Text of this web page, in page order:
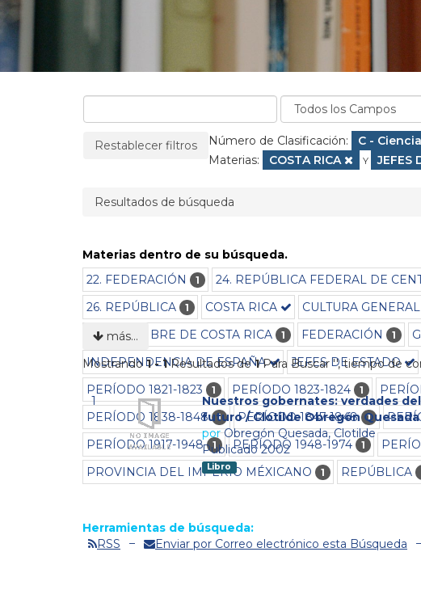
La página se recargará cuando se elimine un filtro.
Restablecer filtros Filtros aplicados:
Número de Clasificación: Eliminar
C -
Materias:
Eliminar filtro
COSTA RICA Y JEFES
Resultados de búsqueda
Materias dentro de su búsqueda.
22. FEDERACIÓN
1 24. REPÚBLICA FEDERAL DE
26. REPÚBLICA 1 COSTA RICA CULTURA GENERAL
ESTADO LIBRE DE COSTA RICA 1 FEDERACIÓN 1
INDEPENDENCIA DE ESPAÑA JEFES DE ESTADO
PERÍODO 1821-1823 1 PERÍODO 1823-1824 1
PERÍODO 1838-1848 1 PERÍODO 1847-1848 1
PERÍODO 1917-1948 1 PERÍODO 1948-1974 1
PROVINCIA DEL IMPERIO MÉXICANO 1 REPÚBLICA
más…
Mostrando 1 - 1Resultados de1Para Buscar '', tiempo de
1
Nuestros gobernates: verdades
futuro / Clotilde Obregón Quesada
porObregón Quesada, Clotilde
Publicado 2002
Libro
Herramientas de búsqueda:
RSS
Enviar por Correo electrónico esta Búsqueda